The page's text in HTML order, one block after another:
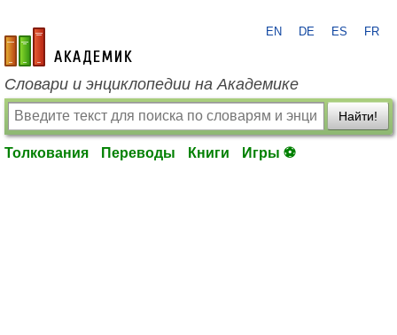
academic.ru
EN DE ES FR
Словари и энциклопедии на Академике
Найти!
Толкования Переводы Книги Игры ⚽